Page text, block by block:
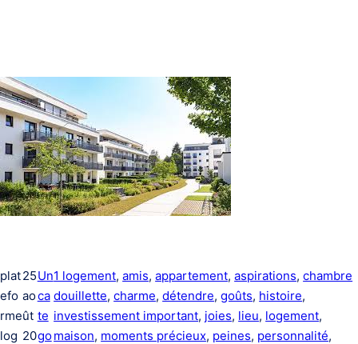
plat
efo
rme
log
25
ao
ût
20
Un
ca
te
go
1 logement, amis, appartement, aspirations, chambre
douillette, charme, détendre, goûts, histoire
investissement important, joies, lieu, logement
maison, moments précieux, peines, personnalité